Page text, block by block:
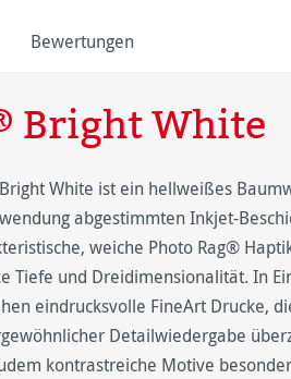
Bewertungen
Bright White
White ist ein hellweißes
abgestimmten Inkjet-
weiche Photo Rag®
Tiefe und Dreidimensionalität. In
eindrucksvolle FineArt Drucke,
Detailwiedergabe
kontrastreiche Motive